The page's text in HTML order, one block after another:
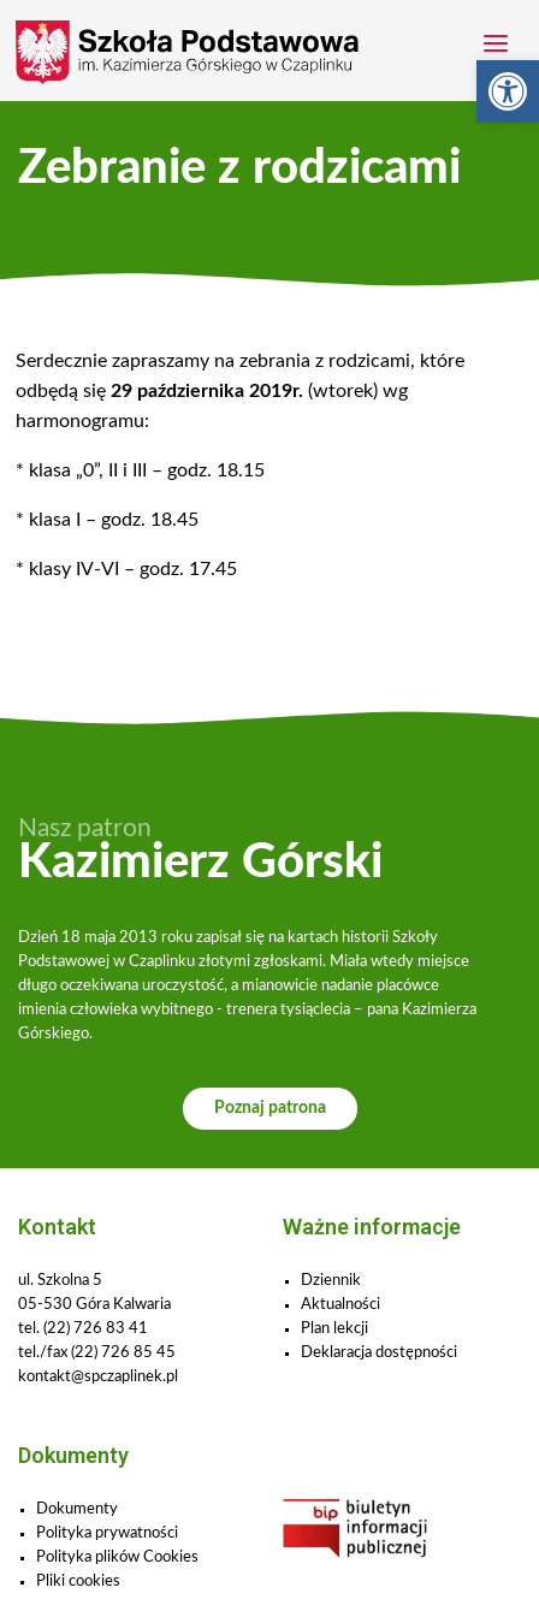
Otwórz
Zebranie z rodzicami
Serdecznie zapraszamy na zebrania z rodzicami, które
odbędą się 29 października 2019r. (wtorek) wg
harmonogramu:
* klasa „0”, II i III – godz. 18.15
* klasa I – godz. 18.45
* klasy IV-VI – godz. 17.45
Nasz patron
Kazimierz Górski
Dzień 18 maja 2013 roku zapisał się na kartach historii Szkoły
Podstawowej w Czaplinku złotymi zgłoskami. Miała wtedy miejsce
długo oczekiwana uroczystość, a mianowicie nadanie placówce
imienia człowieka wybitnego - trenera tysiąclecia – pana Kazimierza
Górskiego.
Poznaj patrona
Kontakt
ul. Szkolna 5
05-530 Góra Kalwaria
tel. (22) 726 83 41
tel./fax (22) 726 85 45
kontakt@spczaplinek.pl
Ważne informacje
Dziennik
Aktualności
Plan lekcji
Deklaracja dostępności
Dokumenty
Dokumenty
Polityka prywatności
Polityka plików Cookies
Pliki cookies